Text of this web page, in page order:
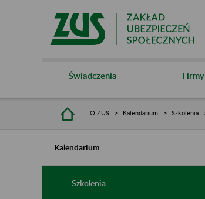
Świadczenia Firmy
O ZUS Kalendarium Szkolenia
Kalendarium
Szkolenia